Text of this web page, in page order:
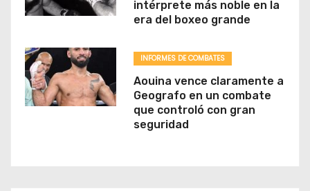
intérprete más noble en la
era del boxeo grande
INFORMES DE COMBATES
Aouina vence claramente a
Geografo en un combate
que controló con gran
seguridad